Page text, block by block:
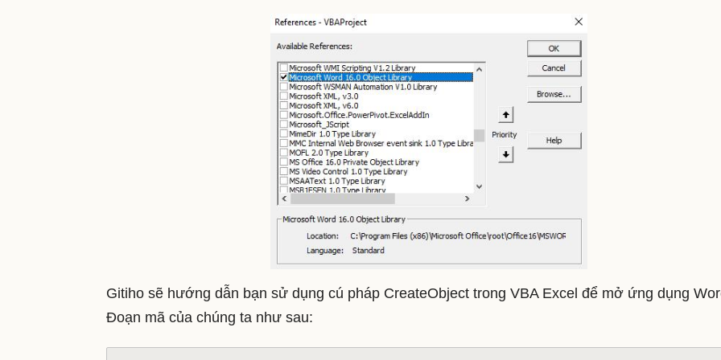
Gitiho sẽ hướng dẫn bạn sử dụng cú pháp CreateObject trong VBA Excel để mở ứng dụng
Đoạn mã của chúng ta như sau: